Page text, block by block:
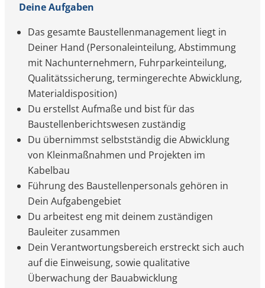
Deine Aufgaben
Das gesamte Baustellenmanagement liegt in
Deiner Hand (Personaleinteilung, Abstimmung
mit Nachunternehmern, Fuhrparkeinteilung,
Qualitätssicherung, termingerechte Abwicklung,
Materialdisposition)
Du erstellst Aufmaße und bist für das
Baustellenberichtswesen zuständig
Du übernimmst selbstständig die Abwicklung
von Kleinmaßnahmen und Projekten im
Kabelbau
Führung des Baustellenpersonals gehören in
Dein Aufgabengebiet
Du arbeitest eng mit deinem zuständigen
Bauleiter zusammen
Dein Verantwortungsbereich erstreckt sich auch
auf die Einweisung, sowie qualitative
Überwachung der Bauabwicklung